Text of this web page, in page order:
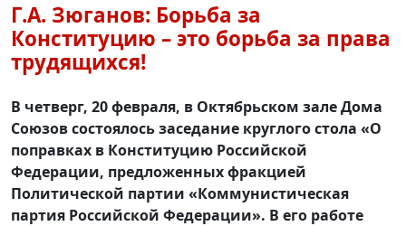
Г.А. Зюганов: Борьба за
Конституцию – это борьба за права
трудящихся!
В четверг, 20 февраля, в Октябрьском зале Дома
Союзов состоялось заседание круглого стола «О
поправках в Конституцию Российской
Федерации, предложенных фракцией
Политической партии «Коммунистическая
партия Российской Федерации». В его работе